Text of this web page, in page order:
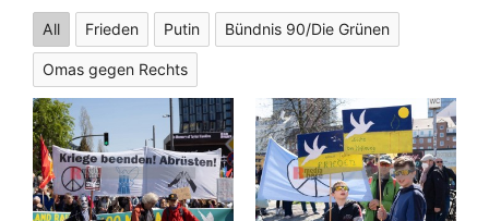
All Frieden Putin Bündnis 90/Die Grünen
Omas gegen Rechts